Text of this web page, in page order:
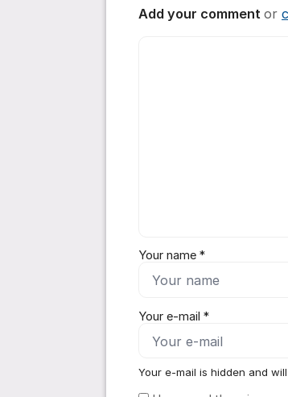
Add your comment or
Your name *
Your e-mail *
Your e-mail is hidden and